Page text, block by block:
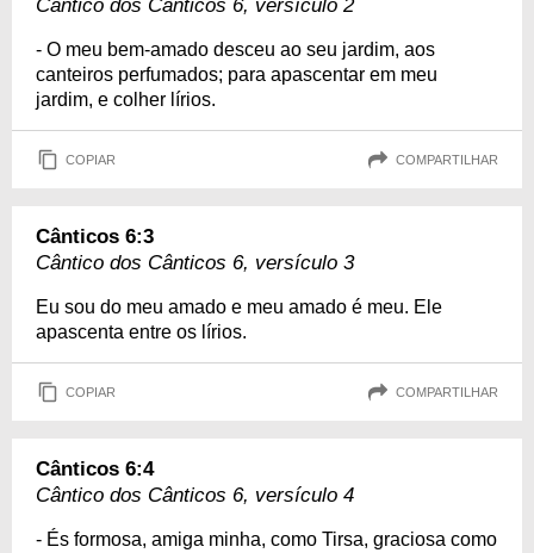
Cântico dos Cânticos 6, versículo 2
- O meu bem-amado desceu ao seu jardim, aos
canteiros perfumados; para apascentar em meu
jardim, e colher lírios.
COPIAR COMPARTILHAR
Cânticos 6:3
Cântico dos Cânticos 6, versículo 3
Eu sou do meu amado e meu amado é meu. Ele
apascenta entre os lírios.
COPIAR COMPARTILHAR
Cânticos 6:4
Cântico dos Cânticos 6, versículo 4
- És formosa, amiga minha, como Tirsa, graciosa como